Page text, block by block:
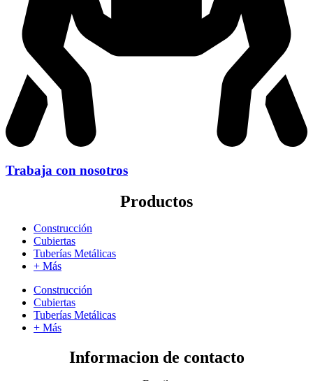
Trabaja con nosotros
Productos
Construcción
Cubiertas
Tuberías Metálicas
+ Más
Construcción
Cubiertas
Tuberías Metálicas
+ Más
Informacion de contacto